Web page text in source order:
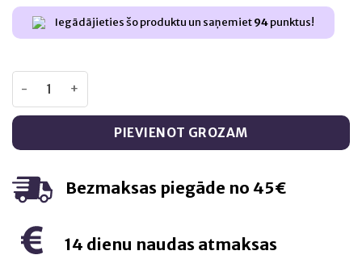
Iegādājieties šo produktu un saņemiet94punktus!
PIEVIENOT GROZAM
Bezmaksas piegāde no 45€
14 dienu naudas atmaksas